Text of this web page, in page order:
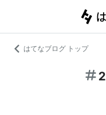
はてなブログ トップ